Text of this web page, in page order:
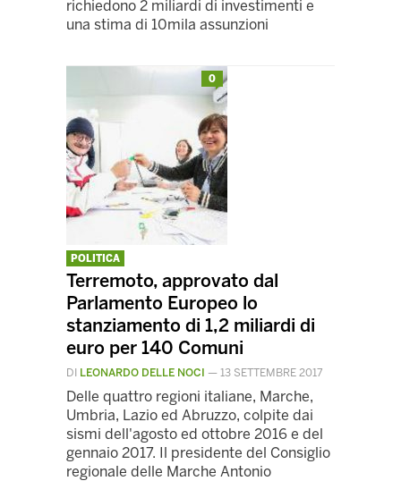
richiedono 2 miliardi di investimenti e
una stima di 10mila assunzioni
0
POLITICA
Terremoto, approvato dal
Parlamento Europeo lo
stanziamento di 1,2 miliardi di
euro per 140 Comuni
DI LEONARDO DELLE NOCI — 13 SETTEMBRE 2017
Delle quattro regioni italiane, Marche,
Umbria, Lazio ed Abruzzo, colpite dai
sismi dell'agosto ed ottobre 2016 e del
gennaio 2017. Il presidente del Consiglio
regionale delle Marche Antonio